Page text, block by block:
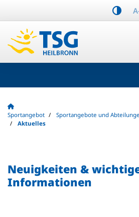
Sportangebot Sportangebote und
Aktuelles
Neuigkeiten &
Informationen